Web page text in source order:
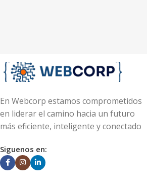
En Webcorp estamos comprometidos
en liderar el camino hacia un futuro
más eficiente, inteligente y conectado
Siguenos en: